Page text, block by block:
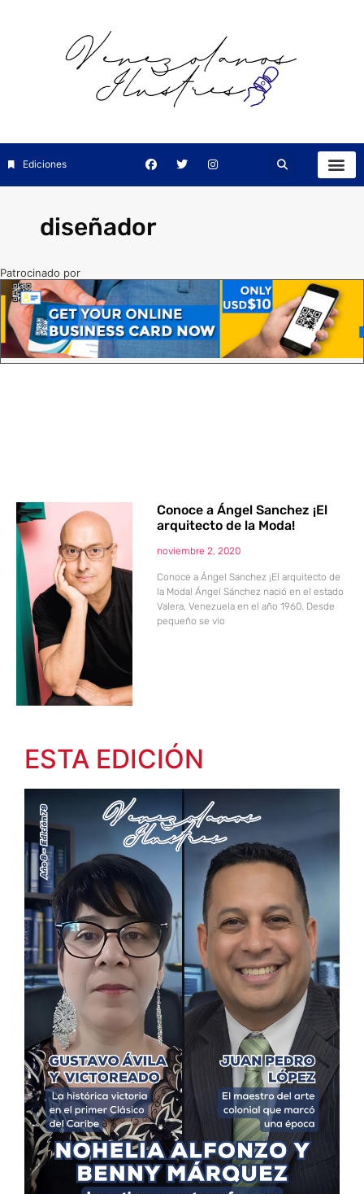
Ediciones
diseñador
Patrocinado por
Conoce a Ángel Sanchez ¡El
arquitecto de la Moda!
noviembre 2, 2020
Conoce a Ángel Sanchez ¡El arquitecto de
la Moda! Ángel Sánchez nació en el estado
Valera, Venezuela en el año 1960. Desde
pequeño se vio
ESTA EDICIÓN